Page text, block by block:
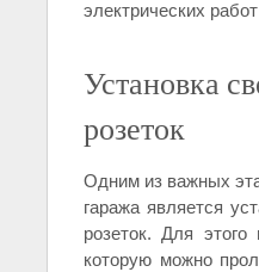
электрических
Установка
розеток
Одним из важных
гаража является
розеток. Для этого
которую можно